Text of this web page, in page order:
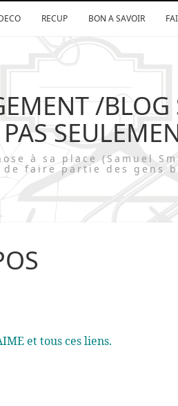
RECUP BON A SAVOIR
/
PAS
à sa place
de faire partie des gens
et tous ces liens.